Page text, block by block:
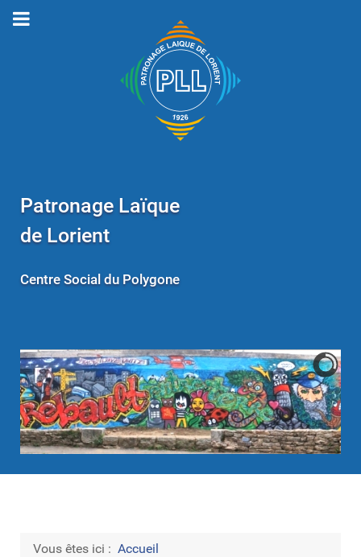
Patronage Laïque
de Lorient
Centre Social du Polygone
Vous êtes ici : Accueil